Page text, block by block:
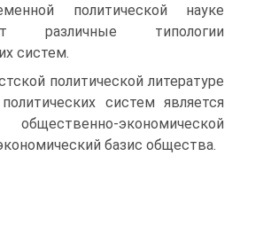
политической науке
различные типологии
систем.
политической литературе
систем является
экономической
базис общества.